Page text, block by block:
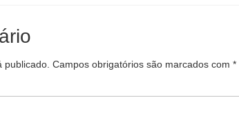
Campos obrigatórios são marcados com *